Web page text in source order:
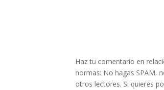
Haz tu comentario en
normas: No hagas SPAM,
otros lectores. Si quieres